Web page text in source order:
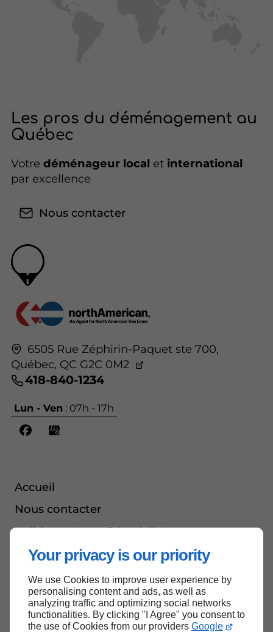
Your privacy is our priority
We use Cookies to improve user experience by
personalising content and ads, as well as
analyzing traffic and optimizing social networks
functionalities. By clicking "I Agree" you consent to
the use of Cookies from our providers Google
6505 Rue Zéphirin-Paquet ste 700,
Québec, QC G2C 0M2
418-840-1234
Lun - Ven : 07h - 17h
Accueil
Nous contacter
Politique de confidentialité
Plan du site
Les pros du déménagement au
Québec
Votredéménageur local et international
par excellence
Nous contacter
Haut de page